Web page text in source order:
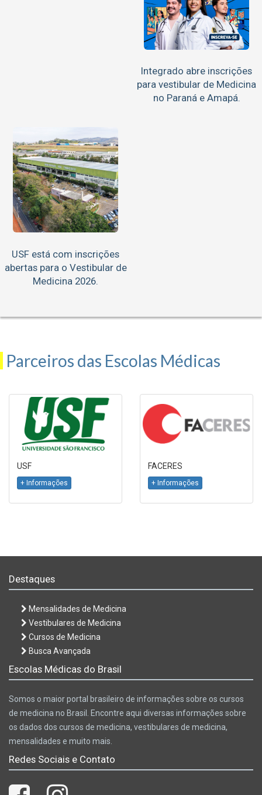
Integrado abre inscrições
para vestibular de Medicina
no Paraná e Amapá.
USF está com inscrições
abertas para o Vestibular de
Medicina 2026.
Parceiros das Escolas Médicas
USF
+ Informações
FACERES
+ Informações
Destaques
Mensalidades de Medicina
Vestibulares de Medicina
Cursos de Medicina
Busca Avançada
Escolas Médicas do Brasil
Somos o maior portal brasileiro de informações sobre os cursos
de medicina no Brasil. Encontre aqui diversas informações sobre
os dados dos cursos de medicina, vestibulares de medicina,
mensalidades e muito mais.
Redes Sociais e Contato